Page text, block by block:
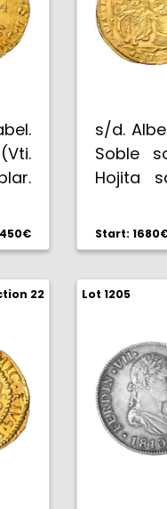
s/d.
Soble
Hojita
Start:
22 Lot 1205